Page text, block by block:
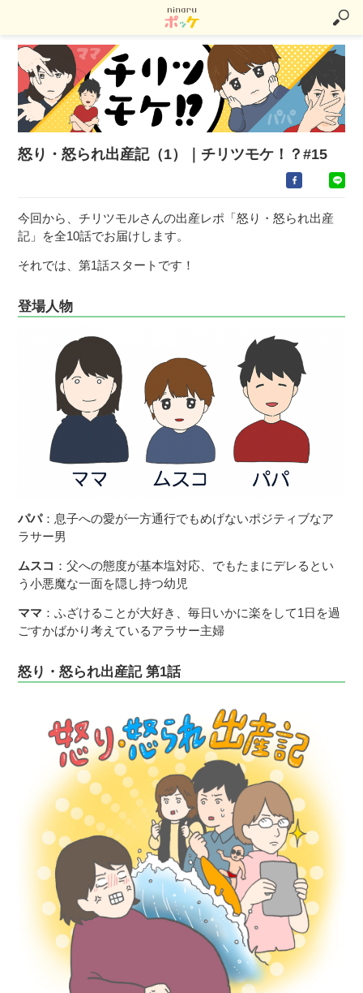
怒り・怒られ出産記（1）｜チリツモケ！？#15
今回から、チリツモルさんの出産レポ「怒り・怒られ出産
記」を全10話でお届けします。
それでは、第1話スタートです！
登場人物
パパ：息子への愛が一方通行でもめげないポジティブなア
ラサー男
ムスコ ：父への態度が基本塩対応、でもたまにデレるとい
う小悪魔な一面を隠し持つ幼児
ママ ：ふざけることが大好き、毎日いかに楽をして1日を過
ごすかばかり考えているアラサー主婦
怒り・怒られ出産記 第1話